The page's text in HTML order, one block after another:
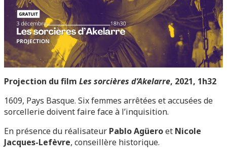
Projection du film Les sorcières d’Akelarre, 2021, 1h32
1609, Pays Basque. Six femmes arrêtées et accusées de
sorcellerie doivent faire face à l’inquisition.
En présence du réalisateur Pablo Agüeroet Nicole
Jacques-Lefèvre, conseillère historique.